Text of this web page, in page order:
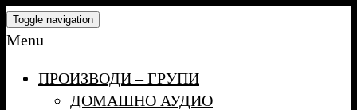
Skip
to
content
Toggle navigation
Menu
ПРОИЗВОДИ – ГРУПИ
ДОМАШНО АУДИО